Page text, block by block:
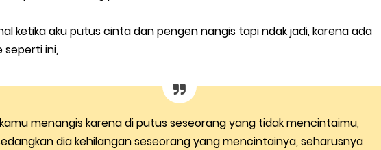
senang melihat orang susah
Selamat Jalan Bu Lek Santi Fitriyana
ketika aku putus cinta dan pengen nangis tapi ndak jadi, karena ada
seperti ini,
kamu menangis karena di putus seseorang yang tidak mencintaimu,
dia kehilangan seseorang yang mencintainya, seharusnya